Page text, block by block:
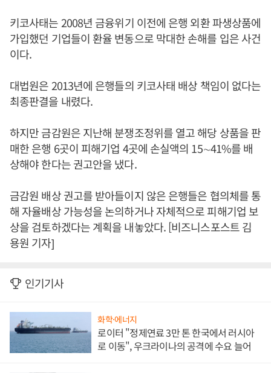
키코사태는 2008년 금융위기 이전에 은행 외환 파생상품에
가입했던 기업들이 환율 변동으로 막대한 손해를 입은 사건
이다.
대법원은 2013년에 은행들의 키코사태 배상 책임이 없다는
최종판결을 내렸다.
하지만 금감원은 지난해 분쟁조정위를 열고 해당 상품을 판
매한 은행 6곳이 피해기업 4곳에 손실액의 15∼41%를 배
상해야 한다는 권고안을 냈다.
금감원 배상 권고를 받아들이지 않은 은행들은 협의체를 통
해 자율배상 가능성을 논의하거나 자체적으로 피해기업 보
상을 검토하겠다는 계획을 내놓았다. [비즈니스포스트 김
용원 기자]
인기기사
화학·에너지
로이터 "정제연료 3만 톤 한국에서 러시아
로 이동", 우크라이나의 공격에 수요 늘어